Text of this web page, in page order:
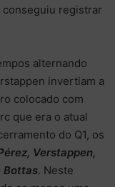
registrar
alternando
invertiam a
colocado com
que era o atual
do Q1, os
Verstappen,
Bottas. Neste